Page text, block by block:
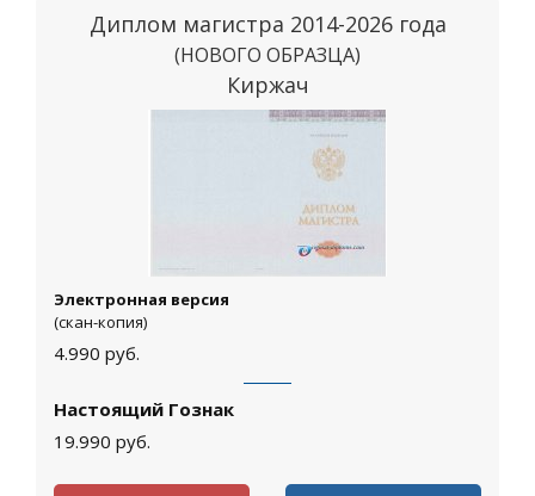
Диплом магистра 2014-2026 года
(НОВОГО ОБРАЗЦА)
Киржач
Электронная версия
(скан-копия)
4.990 руб.
Настоящий Гознак
19.990 руб.